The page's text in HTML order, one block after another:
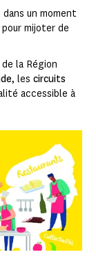
un moment
pour mijoter de
la Région
, les circuits
accessible à